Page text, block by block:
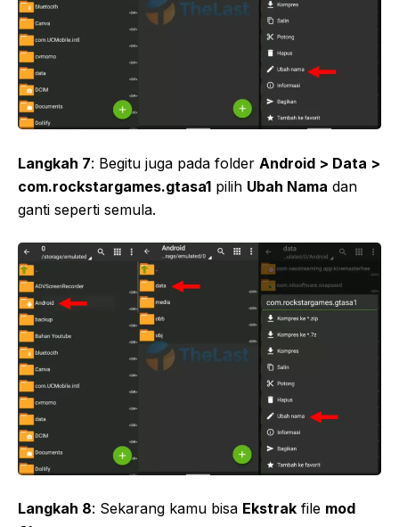
Langkah 7: Begitu juga pada folder Android > Data >
com.rockstargames.gtasa1 pilih Ubah Nama dan
ganti seperti semula.
Langkah 8: Sekarang kamu bisa Ekstrak file mod